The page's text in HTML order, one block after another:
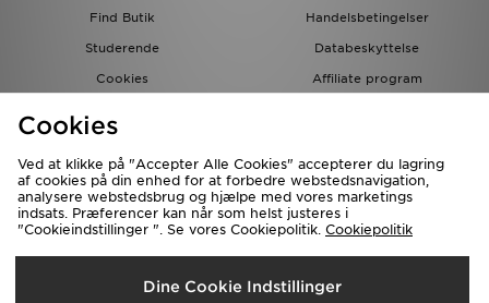
Find Butik
Handelsbetingelser
Studerende
Databeskyttelse
Cookies
Affiliate program
Forsendelse Til
Danmark
Cookies
Ved at klikke på "Accepter Alle Cookies" accepterer du lagring
af cookies på din enhed for at forbedre webstedsnavigation,
analysere webstedsbrug og hjælpe med vores marketings
indsats. Præferencer kan når som helst justeres i
"Cookieindstillinger ". Se vores Cookiepolitik. Cookiepolitik
Dine Cookie Indstillinger